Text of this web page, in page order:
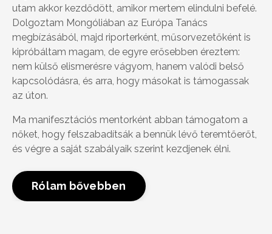
utam akkor kezdődött, amikor mertem elindulni befelé.
Dolgoztam Mongóliában az Európa Tanács
megbízásából, majd riporterként, műsorvezetőként is
kipróbáltam magam, de egyre erősebben éreztem:
nem külső elismerésre vágyom, hanem valódi belső
kapcsolódásra, és arra, hogy másokat is támogassak
az úton.
Ma manifesztációs mentorként abban támogatom a
nőket, hogy felszabadítsák a bennük lévő teremtőerőt,
és végre a saját szabályaik szerint kezdjenek élni.
Rólam bővebben